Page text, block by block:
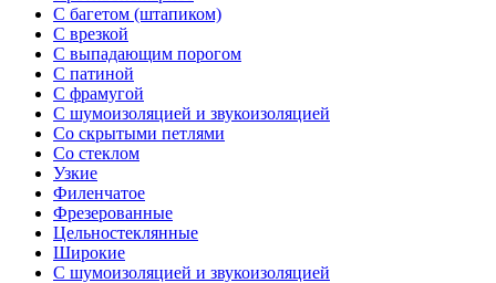
С багетом (штапиком)
С врезкой
С выпадающим порогом
С патиной
С фрамугой
С шумоизоляцией и звукоизоляцией
Со скрытыми петлями
Со стеклом
Узкие
Филенчатое
Фрезерованные
Цельностеклянные
Широкие
С шумоизоляцией и звукоизоляцией